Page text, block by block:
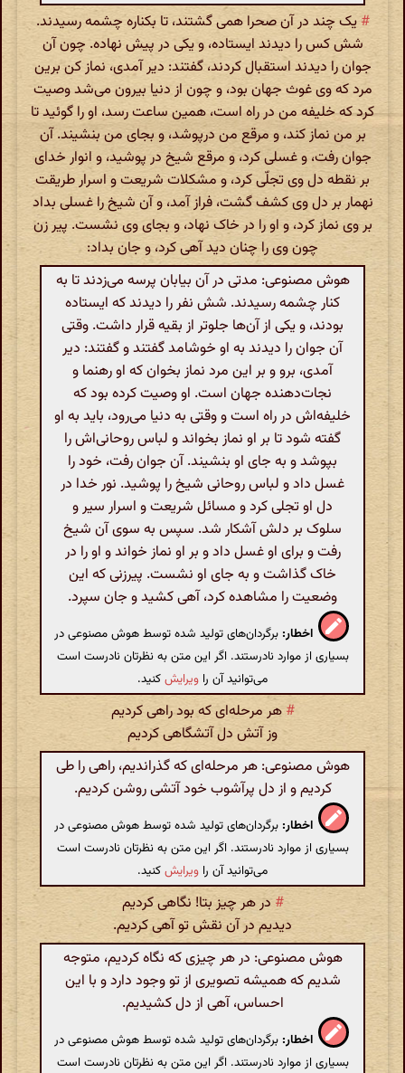
# یک چند در آن صحرا همی گشتند، تا بکناره چشمه رسیدند.
شش کس را دیدند ایستاده، و یکی در پیش نهاده. چون آن
جوان را دیدند استقبال کردند، گفتند: دیر آمدی، نماز کن برین
مرد که وی غوث جهان بود، و چون از دنیا بیرون می‌شد وصیت
کرد که خلیفه من در راه است، همین ساعت رسد، او را گوئید تا
بر من نماز کند، و مرقع من درپوشد، و بجای من بنشیند. آن
جوان رفت، و غسلی کرد، و مرقع شیخ در پوشید، و انوار خدای
بر نقطه دل وی تجلّی کرد، و مشکلات شریعت و اسرار طریقت
نهمار بر دل وی کشف گشت، فراز آمد، و آن شیخ را غسلی بداد
بر وی نماز کرد، و او را در خاک نهاد، و بجای وی نشست. پیر زن
چون وی را چنان دید آهی کرد، و جان بداد:
هوش مصنوعی: مدتی در آن بیابان پرسه می‌زدند تا به
کنار چشمه رسیدند. شش نفر را دیدند که ایستاده
بودند، و یکی از آن‌ها جلوتر از بقیه قرار داشت. وقتی
آن جوان را دیدند به او خوشامد گفتند و گفتند: دیر
آمدی، برو و بر این مرد نماز بخوان که او رهنما و
نجات‌دهنده جهان است. او وصیت کرده بود که
خلیفه‌اش در راه است و وقتی به دنیا می‌رود، باید به او
گفته شود تا بر او نماز بخواند و لباس روحانی‌اش را
بپوشد و به جای او بنشیند. آن جوان رفت، خود را
غسل داد و لباس روحانی شیخ را پوشید. نور خدا در
دل او تجلی کرد و مسائل شریعت و اسرار سیر و
سلوک بر دلش آشکار شد. سپس به سوی آن شیخ
رفت و برای او غسل داد و بر او نماز خواند و او را در
خاک گذاشت و به جای او نشست. پیرزنی که این
وضعیت را مشاهده کرد، آهی کشید و جان سپرد.
اخطار: برگردان‌های تولید شده توسط هوش مصنوعی در
بسیاری از موارد نادرستند. اگر این متن به نظرتان نادرست است
می‌توانید آن را ویرایشکنید.
# هر مرحله‌ای که بود راهی کردیم
وز آتش دل آتشگاهی کردیم‌
هوش مصنوعی: هر مرحله‌ای که گذراندیم، راهی را طی
کردیم و از دل پرآشوب خود آتشی روشن کردیم.
اخطار: برگردان‌های تولید شده توسط هوش مصنوعی در
بسیاری از موارد نادرستند. اگر این متن به نظرتان نادرست است
می‌توانید آن را ویرایشکنید.
#در هر چیز بتا! نگاهی کردیم
دیدیم در آن نقش تو آهی کردیم.
هوش مصنوعی: در هر چیزی که نگاه کردیم، متوجه
شدیم که همیشه تصویری از تو وجود دارد و با این
احساس، آهی از دل کشیدیم.
اخطار: برگردان‌های تولید شده توسط هوش مصنوعی در
بسیاری از موارد نادرستند. اگر این متن به نظرتان نادرست است